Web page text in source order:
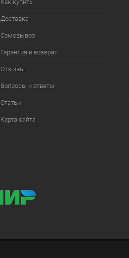
Как купить
Доставка
Самовывоз
Гарантия и возврат
Отзывы
Вопросы и ответы
Статьи
Карта сайта